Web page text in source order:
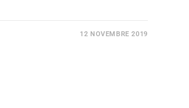
12 NOVEMBRE 2019